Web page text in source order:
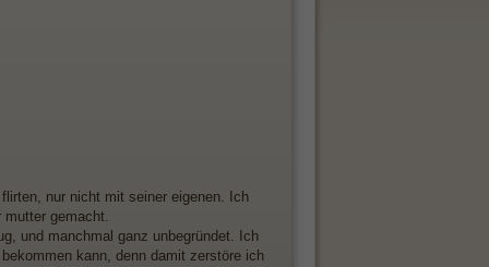
nur nicht mit seiner eigenen. Ich
mutter gemacht.
und manchmal ganz unbegründet. Ich
kann, denn damit zerstöre ich